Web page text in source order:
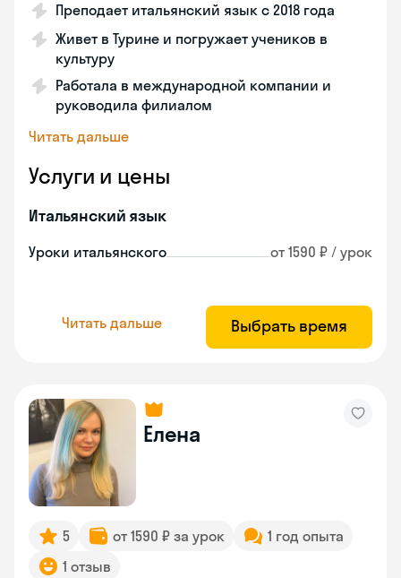
Преподает итальянский язык с 2018 года
Живет в Турине и погружает учеников в
культуру
Работала в международной компании и
руководила филиалом
Читать дальше
Услуги и цены
Итальянский язык
Уроки итальянского от 1590 ₽ / урок
Читать дальше Выбрать время
Елена
5 от 1590 ₽ за урок
1 год опыта
1 отзыв